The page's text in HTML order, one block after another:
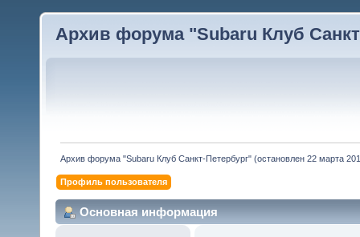
Архив форума "Subaru Клуб
Архив форума "Subaru Клуб Санкт-Петербург" (остановлен 22 марта
Профиль пользователя
Основная информация